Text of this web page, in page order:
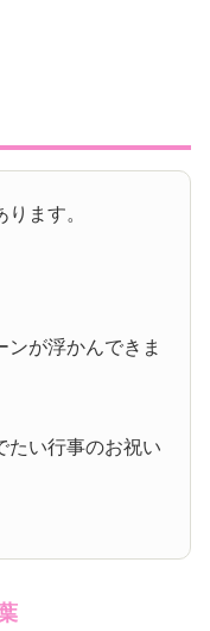
ます。
が浮かんできま
たい行事のお祝い